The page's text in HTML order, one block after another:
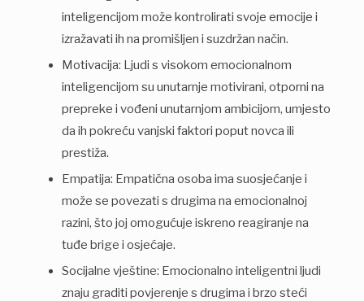
inteligencijom može kontrolirati svoje emocije i
izražavati ih na promišljen i suzdržan način.
Motivacija: Ljudi s visokom emocionalnom
inteligencijom su unutarnje motivirani, otporni na
prepreke i vođeni unutarnjom ambicijom, umjesto
da ih pokreću vanjski faktori poput novca ili
prestiža.
Empatija: Empatična osoba ima suosjećanje i
može se povezati s drugima na emocionalnoj
razini, što joj omogućuje iskreno reagiranje na
tuđe brige i osjećaje.
Socijalne vještine: Emocionalno inteligentni ljudi
znaju graditi povjerenje s drugima i brzo steći